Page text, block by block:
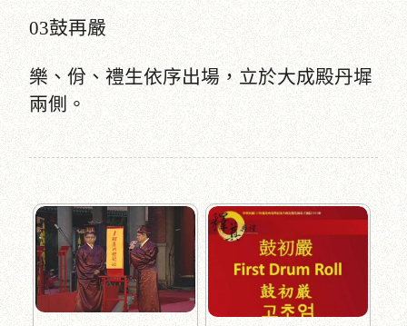
03鼓再嚴
樂、佾、禮生依序出場，立於大成殿丹墀
兩側。